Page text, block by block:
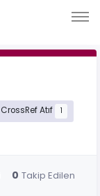
CrossRef Atıf 1
0 Takip Edilen